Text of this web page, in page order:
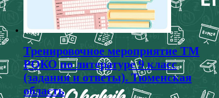
Тренировочное мероприятие ТМ
РОКО по литературе 9 класс
(задания и ответы). Тюменская
область